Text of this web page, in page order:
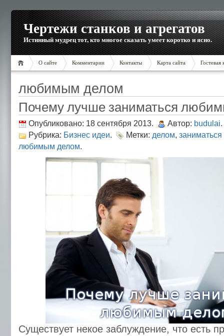
Чертежи станков и агрегатов
Истинный мудрец тот, кто многое сказать умеет коротко и ясно.
О сайте Комментарии Контакты Карта сайта Гостевая
любимым делом
Почему лучше заниматься
Опубликовано: 18 сентября 2013. Автор: budulai.
Рубрика: Бизнес идеи. Метки: делом,
любимым делом.
Существует некое заблуждение, что есть